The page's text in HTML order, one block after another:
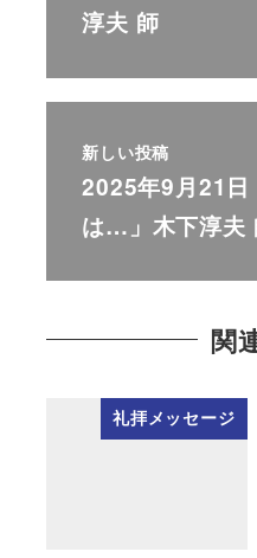
淳夫 師
新しい投稿
2025年9月21日
は…」木下淳夫
関
礼拝メッセージ